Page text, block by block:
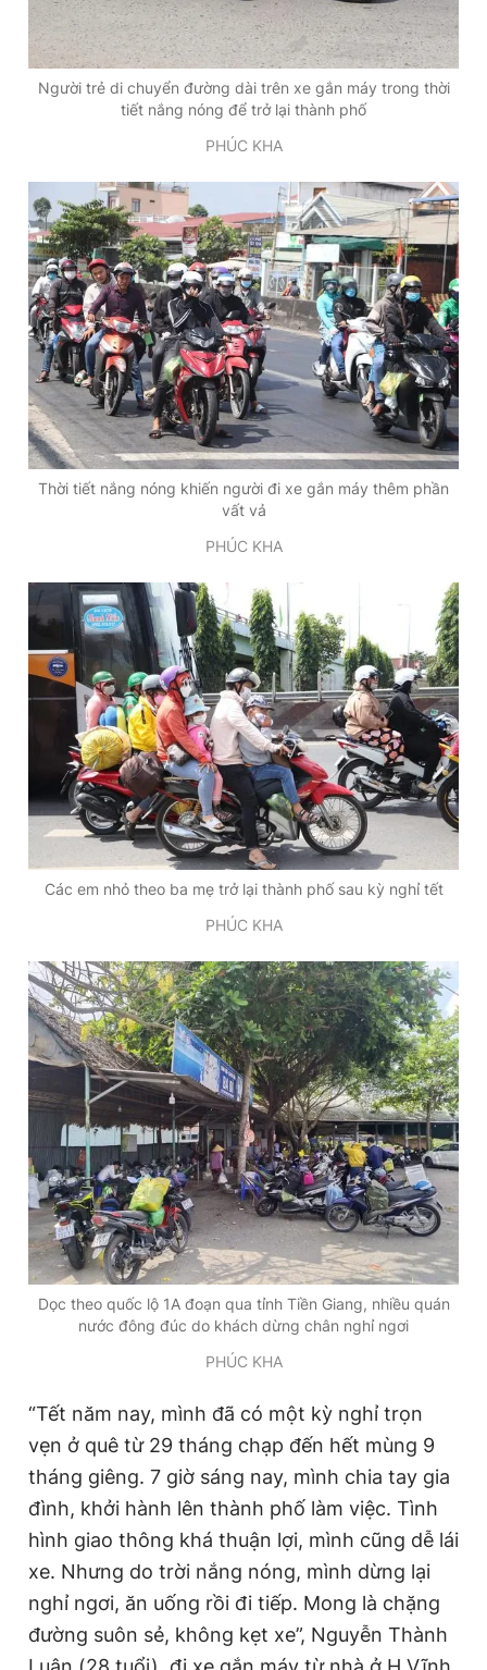
Người trẻ di chuyển đường dài trên xe gắn máy trong thời
tiết nắng nóng để trở lại thành phố
PHÚC KHA
Thời tiết nắng nóng khiến người đi xe gắn máy thêm phần
vất vả
PHÚC KHA
Các em nhỏ theo ba mẹ trở lại thành phố sau kỳ nghỉ tết
PHÚC KHA
Dọc theo quốc lộ 1A đoạn qua tỉnh Tiền Giang, nhiều quán
nước đông đúc do khách dừng chân nghỉ ngơi
PHÚC KHA
“Tết năm nay, mình đã có một kỳ nghỉ trọn
vẹn ở quê từ 29 tháng chạp đến hết mùng 9
tháng giêng. 7 giờ sáng nay, mình chia tay gia
đình, khởi hành lên thành phố làm việc. Tình
hình giao thông khá thuận lợi, mình cũng dễ lái
xe. Nhưng do trời nắng nóng, mình dừng lại
nghỉ ngơi, ăn uống rồi đi tiếp. Mong là chặng
đường suôn sẻ, không kẹt xe”, Nguyễn Thành